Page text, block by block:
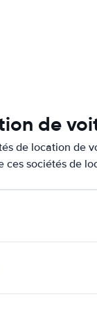
de
de location de
ces sociétés de